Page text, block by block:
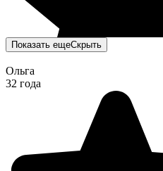
Показать ещеСкрыть
Ольга
32 года